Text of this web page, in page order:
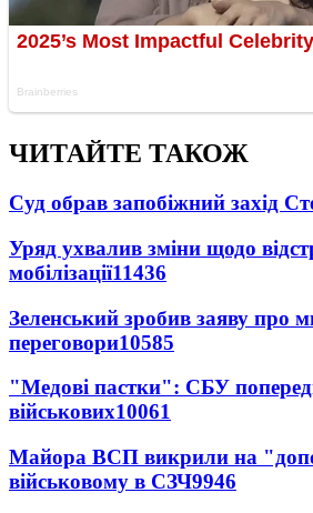
ЧИТАЙТЕ ТАКОЖ
Суд обрав запобіжний захід
Уряд ухвалив зміни щодо
мобілізації11436
Зеленський зробив заяву про
переговори10585
"Медові пастки": СБУ
військових10061
Майора ВСП викрили на
військовому в СЗЧ9946